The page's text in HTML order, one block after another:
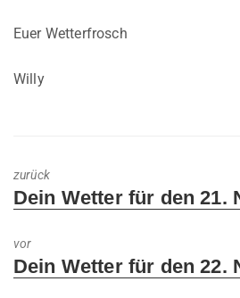
Euer Wetterfrosch
Willy
zurück
Previous
Dein Wetter für den 21.
vor
Next
Dein Wetter für den 22.